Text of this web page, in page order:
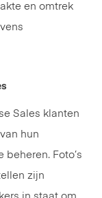
en omtrek
Sales klanten
hun
Foto’s
zijn